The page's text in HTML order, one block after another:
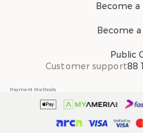
Become
Become a
Public
Customer support88
Payment Methods